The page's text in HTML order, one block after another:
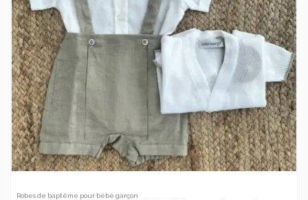
Robes de baptême pour bébé garçon